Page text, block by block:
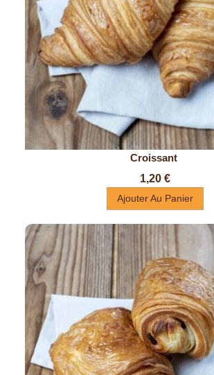
Croissant
Prix
1,20 €
Ajouter Au Panier